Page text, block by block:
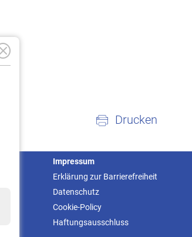
Drucken
Impressum
Erklärung zur Barrierefreiheit
Datenschutz
Cookie-Policy
Haftungsausschluss